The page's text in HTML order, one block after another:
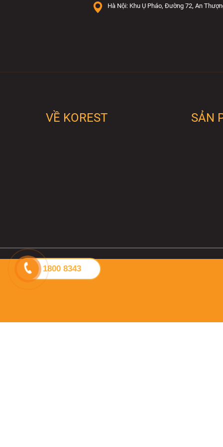
1800 8343
Hà Nội: Khu Ụ Pháo, Đường 72, An
VỀ KOREST SẢN